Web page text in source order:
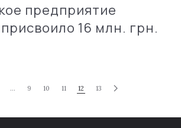
предприятие
16 млн. грн.
… 9 10 11 12 13